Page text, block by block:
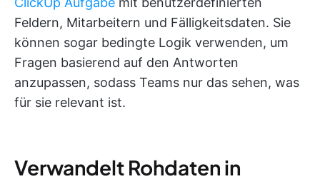
Feldern, Mitarbeitern und Fälligkeitsdaten. Sie
können sogar bedingte Logik verwenden, um
Fragen basierend auf den Antworten
anzupassen, sodass Teams nur das sehen, was
für sie relevant ist.
Verwandelt Rohdaten in